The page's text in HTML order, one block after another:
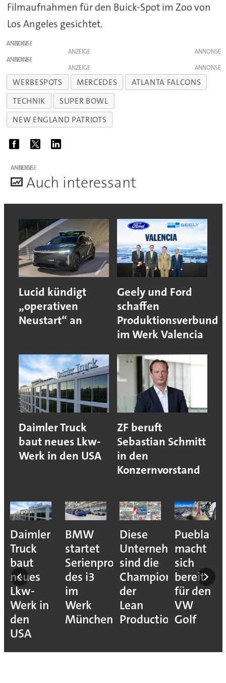
Filmaufnahmen für den Buick-Spot im Zoo von
Los Angeles gesichtet.
ANZEIGE
ANZEIGE
ANZEIGE
ANZEIGE
WERBESPOTS MERCEDES
ATLANTA FALCONS
TECHNIK
SUPER BOWL
NEW ENGLAND PATRIOTS
ANZEIGE
Auch interessant
Lucid kündigt
„operativen
Neustart“ an
Geely und Ford
schaffen
Produktionsverbund
im Werk Valencia
Daimler Truck
baut neues Lkw-
Werk in den USA
ZF beruft
Sebastian Schmitt
in den
Konzernvorstand
Daimler
Truck
baut
neues
Lkw-
Werk in
den
USA
BMW
startet
Serienproduktion
des i3
im
Werk
München
Diese
Unternehmen
sind die
Champions
der
Lean
Production
Puebla
macht
sich
bereit
für den
VW
Golf